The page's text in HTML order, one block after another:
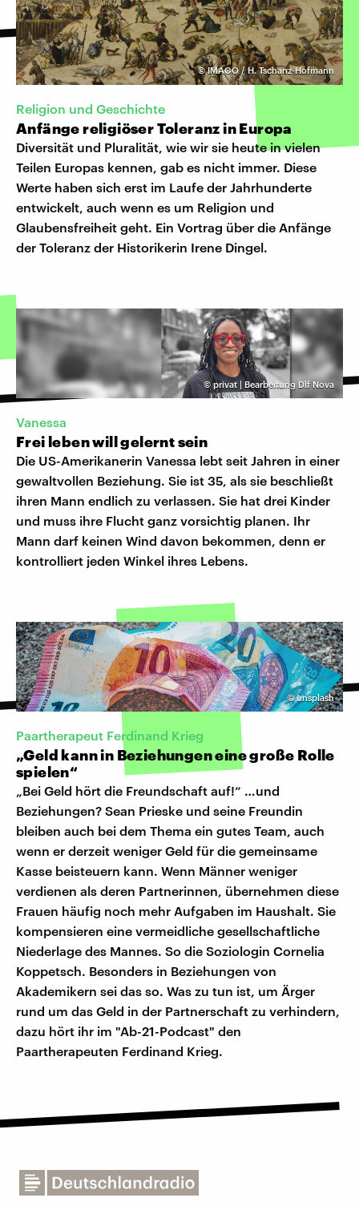
©IMAGO / H. Tschanz-Hofmann
Religion und Geschichte
Anfänge religiöser Toleranz in Europa
Diversität und Pluralität, wie wir sie heute in vielen
Teilen Europas kennen, gab es nicht immer. Diese
Werte haben sich erst im Laufe der Jahrhunderte
entwickelt, auch wenn es um Religion und
Glaubensfreiheit geht. Ein Vortrag über die Anfänge
der Toleranz der Historikerin Irene Dingel.
©privat | Bearbeitung Dlf Nova
Vanessa
Frei leben will gelernt sein
Die US-Amerikanerin Vanessa lebt seit Jahren in einer
gewaltvollen Beziehung. Sie ist 35, als sie beschließt
ihren Mann endlich zu verlassen. Sie hat drei Kinder
und muss ihre Flucht ganz vorsichtig planen. Ihr
Mann darf keinen Wind davon bekommen, denn er
kontrolliert jeden Winkel ihres Lebens.
©unsplash
Paartherapeut Ferdinand Krieg
„Geld kann in Beziehungen eine große Rolle
spielen“
„Bei Geld hört die Freundschaft auf!“ …und
Beziehungen? Sean Prieske und seine Freundin
bleiben auch bei dem Thema ein gutes Team, auch
wenn er derzeit weniger Geld für die gemeinsame
Kasse beisteuern kann. Wenn Männer weniger
verdienen als deren Partnerinnen, übernehmen diese
Frauen häufig noch mehr Aufgaben im Haushalt. Sie
kompensieren eine vermeidliche gesellschaftliche
Niederlage des Mannes. So die Soziologin Cornelia
Koppetsch. Besonders in Beziehungen von
Akademikern sei das so. Was zu tun ist, um Ärger
rund um das Geld in der Partnerschaft zu verhindern,
dazu hört ihr im "Ab-21-Podcast" den
Paartherapeuten Ferdinand Krieg.